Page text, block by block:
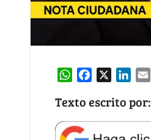
W
a
t
s
c
e
b
n
k
Texto escrito